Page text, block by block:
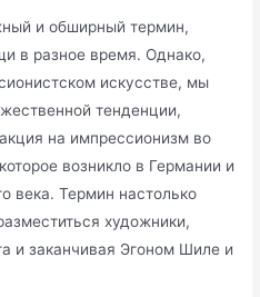
и обширный термин,
в разное время. Однако,
искусстве, мы
тенденции,
на импрессионизм во
возникло в Германии и
века. Термин настолько
художники,
и заканчивая Эгоном Шиле и